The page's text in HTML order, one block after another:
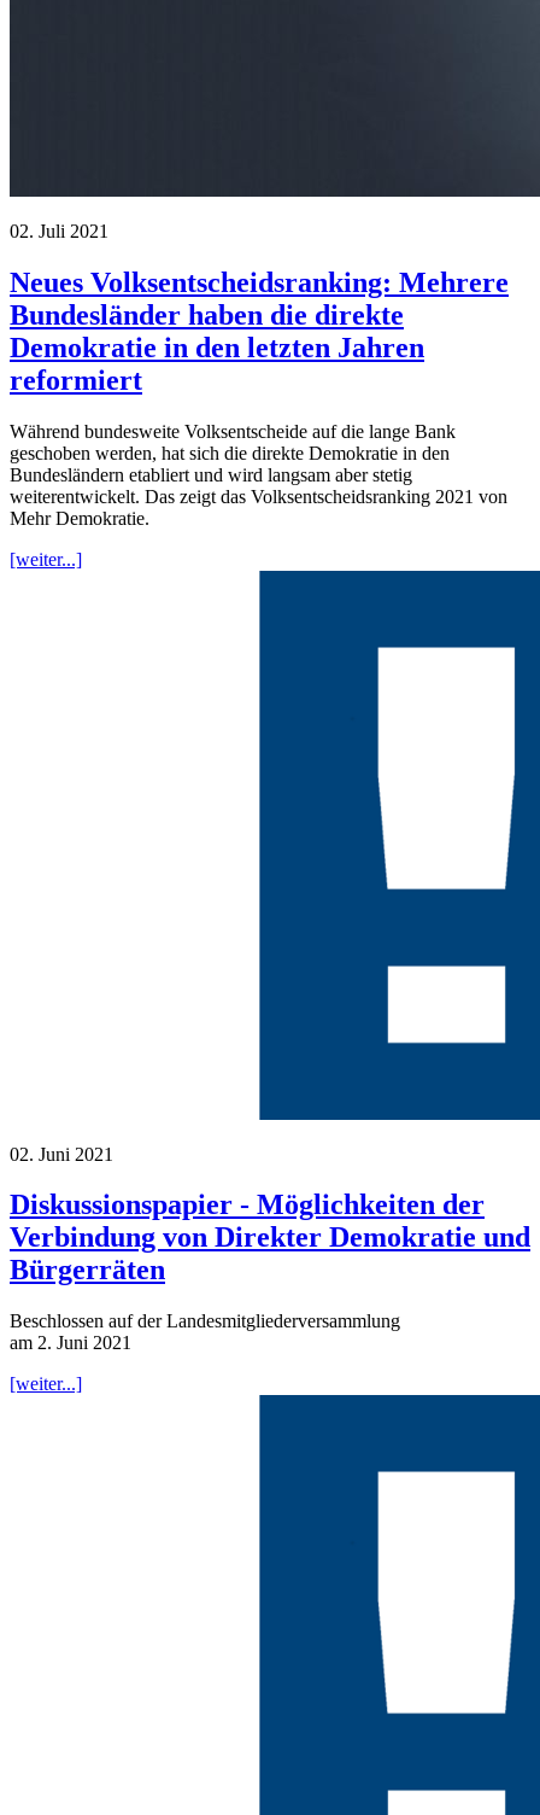
02. Juli 2021
Neues Volksentscheidsranking: Mehrere
Bundesländer haben die direkte
Demokratie in den letzten Jahren
reformiert
Während bundesweite Volksentscheide auf die lange Bank
geschoben werden, hat sich die direkte Demokratie in den
Bundesländern etabliert und wird langsam aber stetig
weiterentwickelt. Das zeigt das Volksentscheidsranking 2021 von
Mehr Demokratie.
[weiter...]
02. Juni 2021
Diskussionspapier - Möglichkeiten der
Verbindung von Direkter Demokratie und
Bürgerräten
Beschlossen auf der Landesmitgliederversammlung
am 2. Juni 2021
[weiter...]